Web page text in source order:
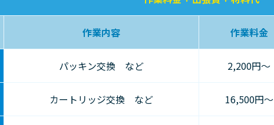
作業内容 作業料金
パッキン交換 など 2,200円〜
カートリッジ交換 など 16,500円〜